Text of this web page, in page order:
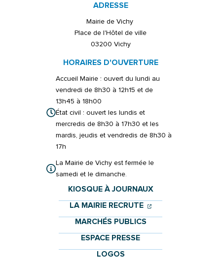
ADRESSE
Mairie de Vichy
Place de l'Hôtel de ville
03200 Vichy
HORAIRES D'OUVERTURE
Accueil Mairie : ouvert du lundi au
vendredi de 8h30 à 12h15 et de
13h45 à 18h00
État civil : ouvert les lundis et
mercredis de 8h30 à 17h30 et les
mardis, jeudis et vendredis de 8h30 à
17h
La Mairie de Vichy est fermée le
samedi et le dimanche.
KIOSQUE À JOURNAUX
LA MAIRIE RECRUTE (OUVERTURE
(OUVERTURE
MARCHÉS PUBLICS
ESPACE PRESSE
LOGOS